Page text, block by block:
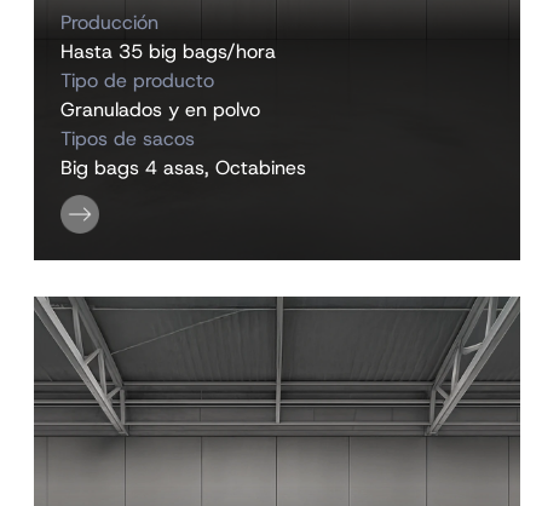
Producción
Hasta 35 big bags/hora
Tipo de producto
Granulados y en polvo
Tipos de sacos
Big bags 4 asas, Octabines